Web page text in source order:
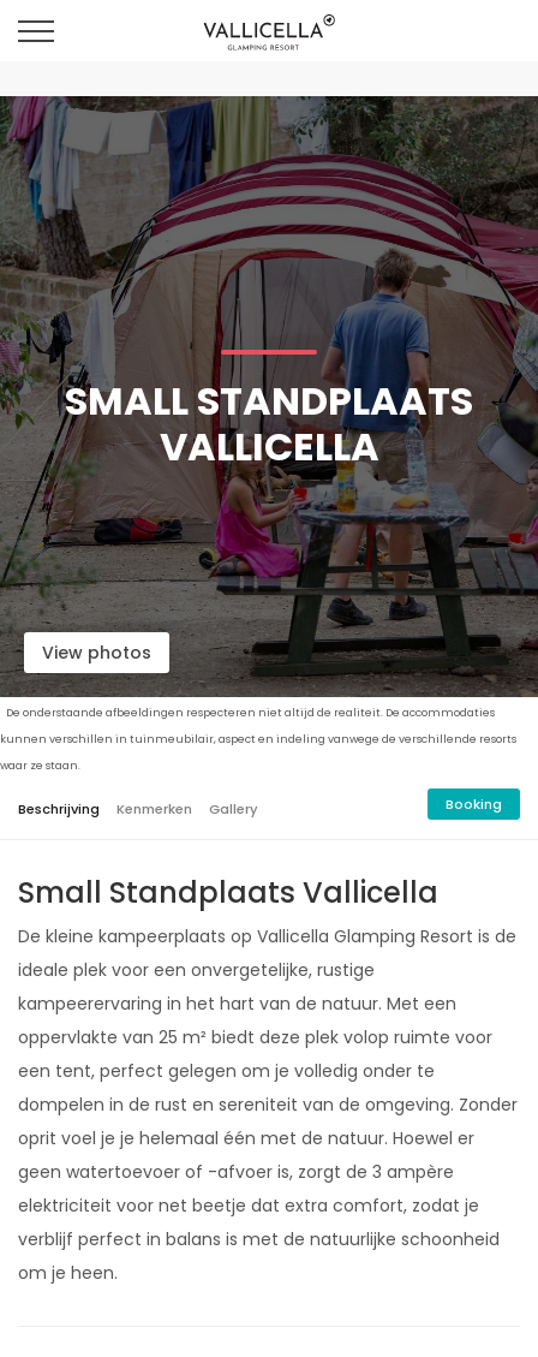
SMALL STANDPLAATS
VALLICELLA
View photos
De onderstaande afbeeldingen respecteren niet altijd de realiteit. De accommodaties
kunnen verschillen in tuinmeubilair, aspect en indeling vanwege de verschillende resorts
waar ze staan.
Beschrijving Kenmerken Gallery Booking
Small Standplaats Vallicella
De kleine kampeerplaats op Vallicella Glamping Resort is de
ideale plek voor een onvergetelijke, rustige
kampeerervaring in het hart van de natuur. Met een
oppervlakte van 25 m² biedt deze plek volop ruimte voor
een tent, perfect gelegen om je volledig onder te
dompelen in de rust en sereniteit van de omgeving. Zonder
oprit voel je je helemaal één met de natuur. Hoewel er
geen watertoevoer of -afvoer is, zorgt de 3 ampère
elektriciteit voor net beetje dat extra comfort, zodat je
verblijf perfect in balans is met de natuurlijke schoonheid
om je heen.